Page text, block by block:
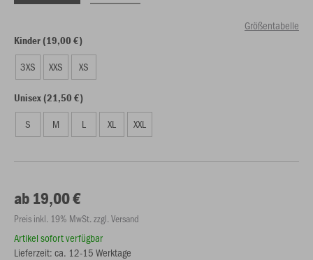
Größentabelle
Kinder (19,00 €)
3XS XXS XS
Unisex (21,50 €)
S M L XL XXL
ab 19,00 €
Preis inkl. 19% MwSt. zzgl. Versand
Artikel sofort verfügbar
Lieferzeit: ca. 12-15 Werktage